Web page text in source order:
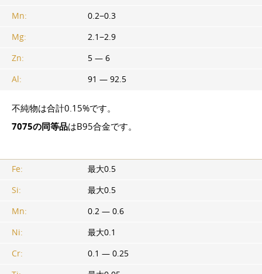
Mn:
0.2−0.3
Mg:
2.1−2.9
Zn:
5 — 6
Al:
91 — 92.5
不純物は合計0.15%です。
7075の同等品はB95合金です。
Fe:
最大0.5
Si:
最大0.5
Mn:
0.2 — 0.6
Ni:
最大0.1
Cr:
0.1 — 0.25